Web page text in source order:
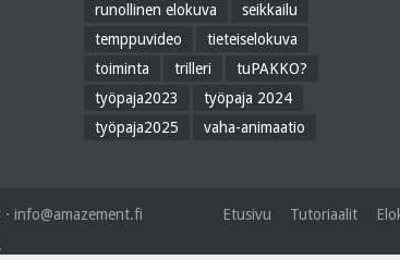
runollinen elokuva
seikkailu
temppuvideo
tieteiselokuva
toiminta
trilleri
tuPAKKO?
työpaja2023
työpaja 2024
työpaja2025
vaha-animaatio
info@amazement.fi
Etusivu Tutoriaalit